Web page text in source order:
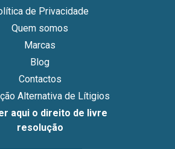
de Privacidade
Quem somos
Marcas
Blog
Contactos
Alternativa de Lítigios
aqui o direito de livre
resolução